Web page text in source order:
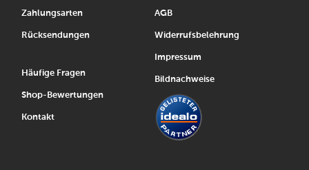
Zahlungsarten
Rücksendungen
Häufige Fragen
Shop-Bewertungen
Kontakt
AGB
Widerrufsbelehrung
Impressum
Bildnachweise